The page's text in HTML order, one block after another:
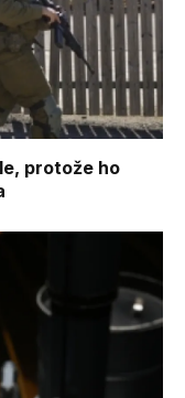
protože ho